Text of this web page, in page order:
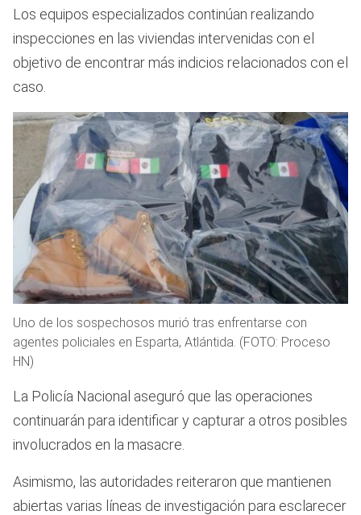
Los equipos especializados continúan realizando
inspecciones en las viviendas intervenidas con el
objetivo de encontrar más indicios relacionados con el
caso.
Uno de los sospechosos murió tras enfrentarse con
agentes policiales en Esparta, Atlántida. (FOTO: Proceso
HN)
La Policía Nacional aseguró que las operaciones
continuarán para identificar y capturar a otros posibles
involucrados en la masacre.
Asimismo, las autoridades reiteraron que mantienen
abiertas varias líneas de investigación para esclarecer